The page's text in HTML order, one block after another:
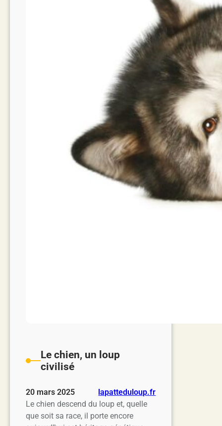
Le chien, un loup
civilisé
20 mars 2025
lapatteduloup.fr
Le chien descend du loup et, quelle
que soit sa race, il porte encore